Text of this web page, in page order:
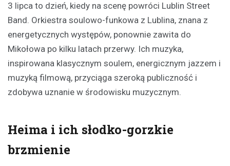
3 lipca to dzień, kiedy na scenę powróci Lublin Street
Band. Orkiestra soulowo-funkowa z Lublina, znana z
energetycznych występów, ponownie zawita do
Mikołowa po kilku latach przerwy. Ich muzyka,
inspirowana klasycznym soulem, energicznym jazzem i
muzyką filmową, przyciąga szeroką publiczność i
zdobywa uznanie w środowisku muzycznym.
Heima i ich słodko-gorzkie
brzmienie